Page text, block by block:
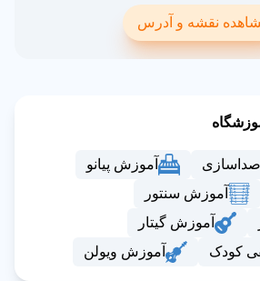
نقشه و آدرس
صداسازی
آموزش پیانو
آموزش سنتور
آموزش گیتار
کودک
آموزش ویولن